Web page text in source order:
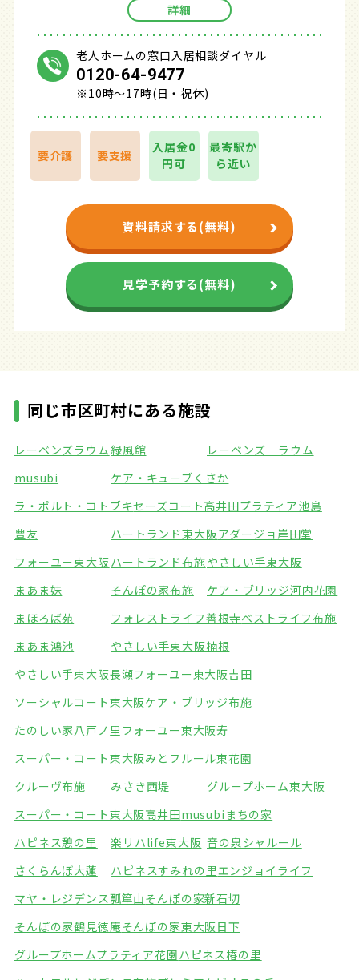
詳細
老人ホームの窓口入居相談ダイヤル
0120-64-9477
※10時～17時(日・祝休)
要介護 要支援
入居金0
円可
最寄駅か
ら近い
資料請求する(無料)
見学予約する(無料)
同じ市区町村にある施設
レーベンズラウム緑風館
レーベンズ ラウム
musubi
ケア・キューブくさか
ラ・ポルト・コトブキセーズコート高井田プラティア池島
豊友
ハートランド東大阪アダージョ岸田堂
フォーユー東大阪ハートランド布施やさしい手東大阪
まあま妹
そんぽの家布施
ケア・ブリッジ河内花園
まほろば苑
フォレストライフ善根寺ベストライフ布施
まあま鴻池
やさしい手東大阪楠根
やさしい手東大阪長瀬フォーユー東大阪吉田
ソーシャルコート東大阪ケア・ブリッジ布施
たのしい家八戸ノ里 フォーユー東大阪寿
スーパー・コート東大阪みと フルール東花園
クルーヴ布施
みさき西堤
グループホーム東大阪
スーパー・コート東大阪高井田musubiまちの家
ハピネス憩の里
楽リハlife東大阪 音の泉シャルール
さくらんぼ大蓮
ハピネスすみれの里エンジョイライフ
マヤ・レジデンス瓢箪山そんぽの家新石切
そんぽの家鶴見徳庵そんぽの家東大阪日下
グループホームプラティア花園ハピネス椿の里